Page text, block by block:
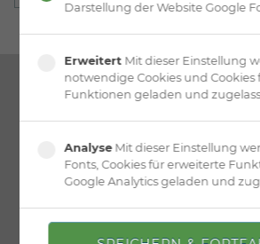
Darstellung der Website Google
Erweitert Mit dieser Einstellung
notwendige Cookies und Cookies
Funktionen geladen und
Analyse Mit dieser Einstellung
Fonts, Cookies für erweiterte
Google Analytics geladen und